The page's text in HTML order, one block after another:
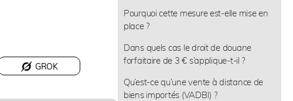
GROK
Pourquoi cette mesure est-elle mise en
place ?
Dans quels cas le droit de douane
forfaitaire de 3 € s’applique-t-il ?
Qu’est-ce qu’une vente à distance de
biens importés (VADBI) ?